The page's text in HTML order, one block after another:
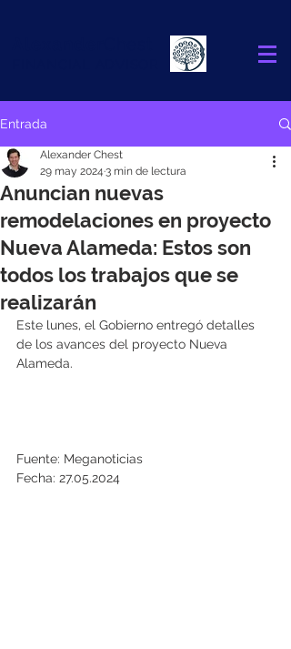
Entrada
Anuncian nuevas
remodelaciones en proyecto
Nueva Alameda: Estos son
todos los trabajos que se
realizarán
Alexander Chest
29 may 2024 3 min de lectura
Este lunes, el Gobierno entregó detalles
de los avances del proyecto Nueva
Alameda.
Fuente: Meganoticias
Fecha: 27.05.2024